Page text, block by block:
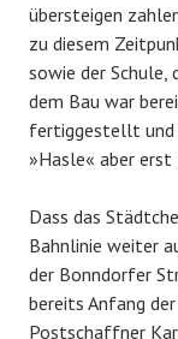
übersteigen
zu diesem
sowie der Schule,
dem Bau war
fertiggestellt und
»Hasle« aber erst
Dass das
Bahnlinie weiter
der Bonndorfer
bereits Anfang
Postschaffner